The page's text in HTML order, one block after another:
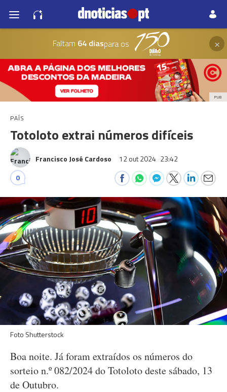
Faltam 64 diaspara os ×
PUB
PAÍS
Totoloto extrai números difíceis
Francisco José Cardoso 12 out 2024 23:42
0
Foto Shutterstock
Boa noite. Já foram extraídos os números do
sorteio n.º 082/2024 do Totoloto deste sábado, 13
de Outubro.